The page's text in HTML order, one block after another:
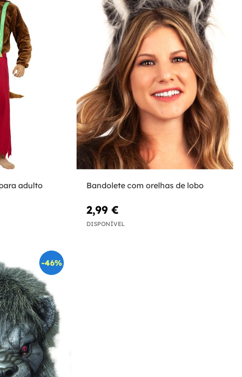
adulto Bandolete com orelhas de lobo
2,99 €
DISPONÍVEL
-46%